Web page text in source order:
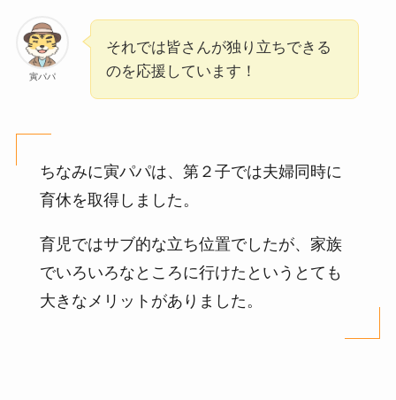
寅パパ
それでは皆さんが独り立ちできる
のを応援しています！
ちなみに寅パパは、第２子では夫婦同時に
育休を取得しました。
育児ではサブ的な立ち位置でしたが、家族
でいろいろなところに行けたというとても
大きなメリットがありました。